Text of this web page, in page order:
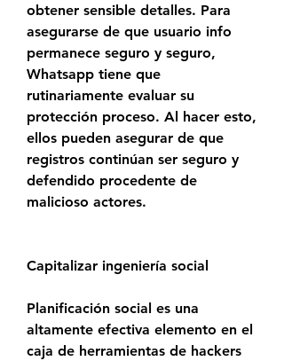
obtener sensible detalles. Para
asegurarse de que usuario info
permanece seguro y seguro,
Whatsapp tiene que
rutinariamente evaluar su
protección proceso. Al hacer esto,
ellos pueden asegurar de que
registros continúan ser seguro y
defendido procedente de
malicioso actores.
Capitalizar ingeniería social
Planificación social es una
altamente efectiva elemento en el
caja de herramientas de hackers